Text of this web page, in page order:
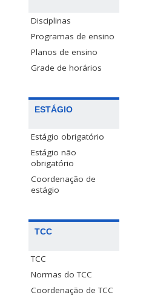
Disciplinas
Programas de ensino
Planos de ensino
Grade de horários
ESTÁGIO
Estágio obrigatório
Estágio não
obrigatório
Coordenação de
estágio
TCC
TCC
Normas do TCC
Coordenação de TCC